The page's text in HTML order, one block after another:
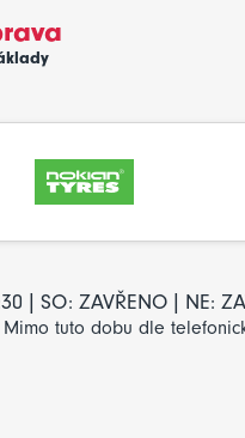
| SO: ZAVŘENO | NE:
Mimo tuto dobu dle